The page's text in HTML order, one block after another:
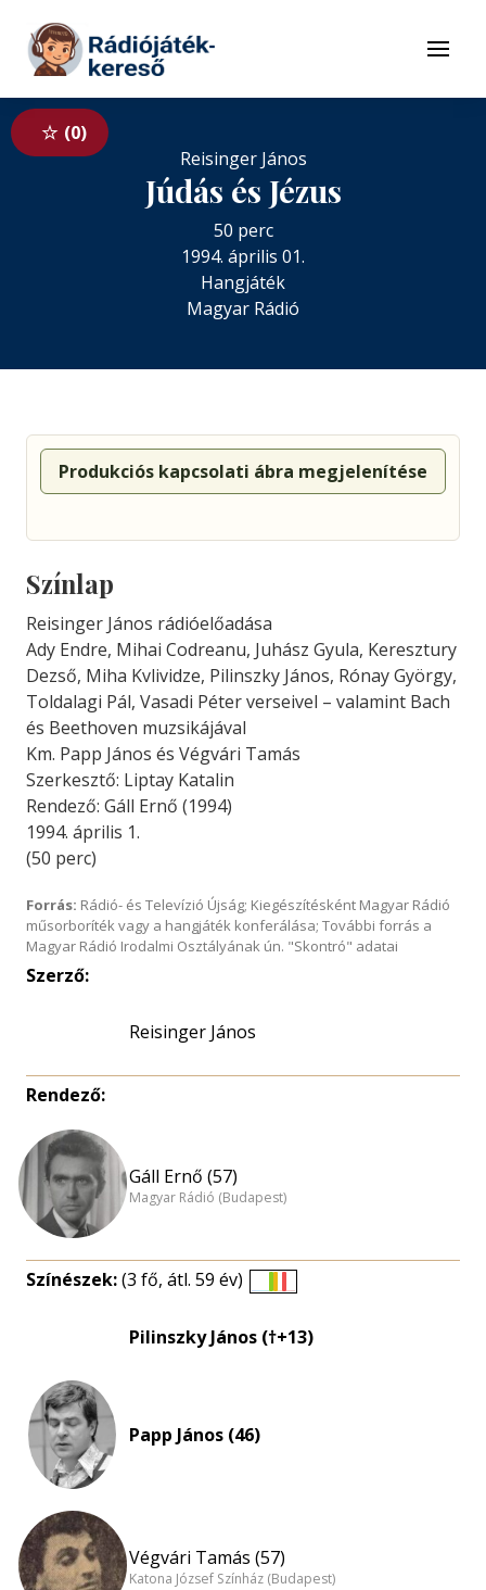
Tovább a tartalomhoz
Menü
0
Reisinger János
Júdás és Jézus
50 perc
1994. április 01.
Hangjáték
Magyar Rádió
Produkciós kapcsolati ábra megjelenítése
Színlap
Reisinger János rádióelőadása
Ady Endre, Mihai Codreanu, Juhász Gyula, Keresztury
Dezső, Miha Kvlividze, Pilinszky János, Rónay György,
Toldalagi Pál, Vasadi Péter verseivel – valamint Bach
és Beethoven muzsikájával
Km. Papp János és Végvári Tamás
Szerkesztő: Liptay Katalin
Rendező: Gáll Ernő (1994)
1994. április 1.
(50 perc)
Forrás: Rádió- és Televízió Újság; Kiegészítésként Magyar Rádió
műsorboríték vagy a hangjáték konferálása; További forrás a
Magyar Rádió Irodalmi Osztályának ún. "Skontró" adatai
Szerző:
Reisinger János
Rendező:
Gáll Ernő (57)
Magyar Rádió (Budapest)
Színészek:(3 fő, átl. 59 év)
eloszlás
Pilinszky János (†+13)
Papp János (46)
Végvári Tamás (57)
Katona József Színház (Budapest)